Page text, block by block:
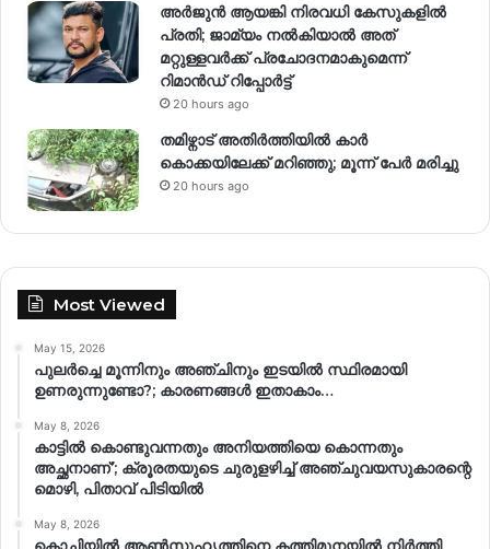
അര്‍ജുന്‍ ആയങ്കി നിരവധി കേസുകളില്‍
പ്രതി; ജാമ്യം നല്‍കിയാല്‍ അത്
മറ്റുള്ളവര്‍ക്ക് പ്രചോദനമാകുമെന്ന്
റിമാന്‍ഡ് റിപ്പോര്‍ട്ട്
20 hours ago
തമിഴ്നാട് അതിർത്തിയിൽ കാർ
കൊക്കയിലേക്ക് മറിഞ്ഞു; മൂന്ന് പേർ മരിച്ചു
20 hours ago
Most Viewed
May 15, 2026
പുലർച്ചെ മൂന്നിനും അഞ്ചിനും ഇടയിൽ സ്ഥിരമായി
ഉണരുന്നുണ്ടോ?; കാരണങ്ങള്‍ ഇതാകാം…
May 8, 2026
കാട്ടിൽ കൊണ്ടുവന്നതും അനിയത്തിയെ കൊന്നതും
അച്ഛനാണ്’; ക്രൂരതയുടെ ചുരുളഴിച്ച് അഞ്ചുവയസുകാരന്റെ
മൊഴി, പിതാവ് പിടിയിൽ
May 8, 2026